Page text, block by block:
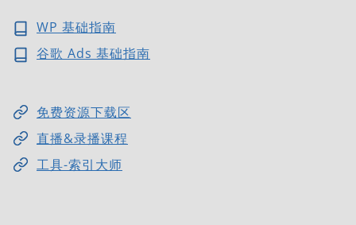
WP 基础指南
谷歌 Ads 基础指南
免费资源下载区
直播&录播课程
工具-索引大师